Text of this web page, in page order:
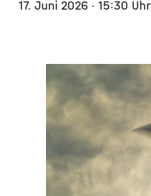
17. Juni 2026 · 15:30 Uhr